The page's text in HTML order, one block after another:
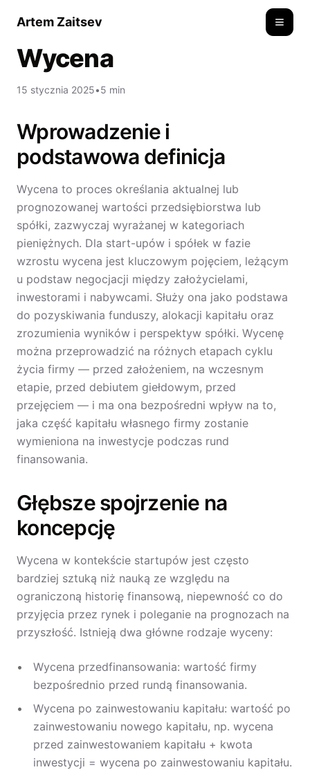
Artem Zaitsev
Wycena
15 stycznia 2025•5 min
Wprowadzenie i
podstawowa definicja
Wycena to proces określania aktualnej lub
prognozowanej wartości przedsiębiorstwa lub
spółki, zazwyczaj wyrażanej w kategoriach
pieniężnych. Dla start-upów i spółek w fazie
wzrostu wycena jest kluczowym pojęciem, leżącym
u podstaw negocjacji między założycielami,
inwestorami i nabywcami. Służy ona jako podstawa
do pozyskiwania funduszy, alokacji kapitału oraz
zrozumienia wyników i perspektyw spółki. Wycenę
można przeprowadzić na różnych etapach cyklu
życia firmy — przed założeniem, na wczesnym
etapie, przed debiutem giełdowym, przed
przejęciem — i ma ona bezpośredni wpływ na to,
jaka część kapitału własnego firmy zostanie
wymieniona na inwestycje podczas rund
finansowania.
Głębsze spojrzenie na
koncepcję
Wycena w kontekście startupów jest często
bardziej sztuką niż nauką ze względu na
ograniczoną historię finansową, niepewność co do
przyjęcia przez rynek i poleganie na prognozach na
przyszłość. Istnieją dwa główne rodzaje wyceny:
Wycena przedfinansowania: wartość firmy
bezpośrednio przed rundą finansowania.
Wycena po zainwestowaniu kapitału: wartość po
zainwestowaniu nowego kapitału, np. wycena
przed zainwestowaniem kapitału + kwota
inwestycji = wycena po zainwestowaniu kapitału.